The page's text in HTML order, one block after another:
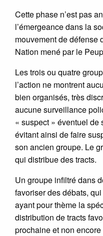
Cette phase n’est pas
l’émergeance dans la
mouvement de défense
Nation mené par le
Les trois ou quatre
l’action ne montrent
bien organisés, très
aucune surveillance
« suspect » éventuel de
évitant ainsi de faire
son ancien groupe. Le
qui distribue des tracts.
Un groupe infiltré dans
favoriser des débats,
ayant pour thème la
distribution de tracts
prochaine et non encore